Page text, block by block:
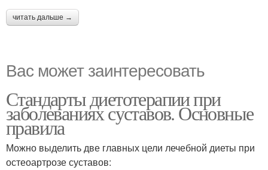
читать дальше →
Вас может заинтересовать
Стандарты диетотерапии при
заболеваниях суставов. Основные
правила
Можно выделить две главных цели лечебной диеты при
остеоартрозе суставов: